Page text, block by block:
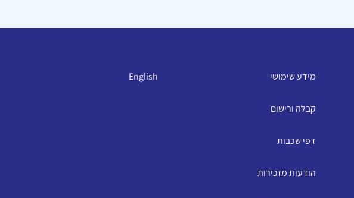
מידע שימושי
קבלה ורישום
דפי שכבות
הודעות מזכירות
English